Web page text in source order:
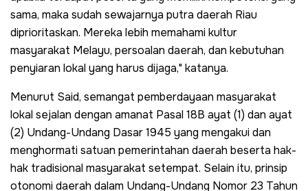
sama, maka sudah sewajarnya putra daerah Riau
diprioritaskan. Mereka lebih memahami kultur
masyarakat Melayu, persoalan daerah, dan kebutuhan
penyiaran lokal yang harus dijaga," katanya.
Menurut Said, semangat pemberdayaan masyarakat
lokal sejalan dengan amanat Pasal 18B ayat (1) dan ayat
(2) Undang-Undang Dasar 1945 yang mengakui dan
menghormati satuan pemerintahan daerah beserta hak-
hak tradisional masyarakat setempat. Selain itu, prinsip
otonomi daerah dalam Undang-Undang Nomor 23 Tahun